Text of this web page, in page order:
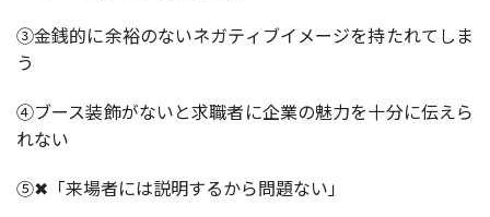
③金銭的に余裕のないネガティブイメージを持たれてしま
う
④ブース装飾がないと求職者に企業の魅力を十分に伝えら
れない
⑤✖「来場者には説明するから問題ない」